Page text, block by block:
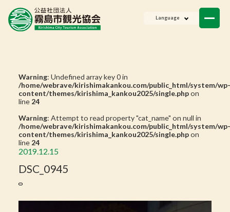
Language
Warning: Undefined array key 0 in
/home/webrave/kirishimakankou.com/public_html/system/wp-
content/themes/kirishima_kankou2025/single.phpon
line 24
Warning: Attempt to read property "cat_name" on null in
/home/webrave/kirishimakankou.com/public_html/system/wp-
content/themes/kirishima_kankou2025/single.phpon
line 24
2019.12.15
DSC_0945